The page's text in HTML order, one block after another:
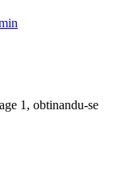
1, obtinandu-se